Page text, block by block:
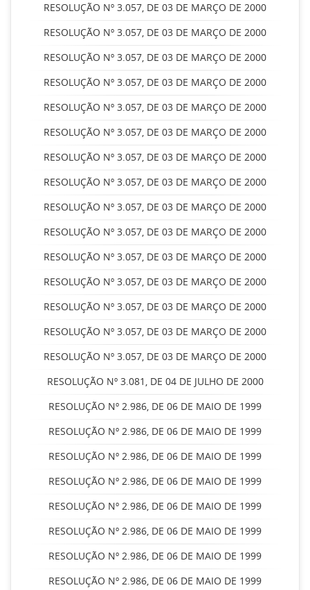
RESOLUÇÃO Nº 3.057, DE 03 DE MARÇO DE 2000
RESOLUÇÃO Nº 3.057, DE 03 DE MARÇO DE 2000
RESOLUÇÃO Nº 3.057, DE 03 DE MARÇO DE 2000
RESOLUÇÃO Nº 3.057, DE 03 DE MARÇO DE 2000
RESOLUÇÃO Nº 3.057, DE 03 DE MARÇO DE 2000
RESOLUÇÃO Nº 3.057, DE 03 DE MARÇO DE 2000
RESOLUÇÃO Nº 3.057, DE 03 DE MARÇO DE 2000
RESOLUÇÃO Nº 3.057, DE 03 DE MARÇO DE 2000
RESOLUÇÃO Nº 3.057, DE 03 DE MARÇO DE 2000
RESOLUÇÃO Nº 3.057, DE 03 DE MARÇO DE 2000
RESOLUÇÃO Nº 3.057, DE 03 DE MARÇO DE 2000
RESOLUÇÃO Nº 3.057, DE 03 DE MARÇO DE 2000
RESOLUÇÃO Nº 3.057, DE 03 DE MARÇO DE 2000
RESOLUÇÃO Nº 3.057, DE 03 DE MARÇO DE 2000
RESOLUÇÃO Nº 3.057, DE 03 DE MARÇO DE 2000
RESOLUÇÃO Nº 3.081, DE 04 DE JULHO DE 2000
RESOLUÇÃO Nº 2.986, DE 06 DE MAIO DE 1999
RESOLUÇÃO Nº 2.986, DE 06 DE MAIO DE 1999
RESOLUÇÃO Nº 2.986, DE 06 DE MAIO DE 1999
RESOLUÇÃO Nº 2.986, DE 06 DE MAIO DE 1999
RESOLUÇÃO Nº 2.986, DE 06 DE MAIO DE 1999
RESOLUÇÃO Nº 2.986, DE 06 DE MAIO DE 1999
RESOLUÇÃO Nº 2.986, DE 06 DE MAIO DE 1999
RESOLUÇÃO Nº 2.986, DE 06 DE MAIO DE 1999